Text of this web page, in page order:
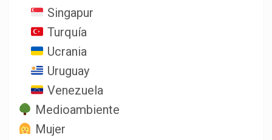
Singapur
Turquía
Ucrania
Uruguay
Venezuela
Medioambiente
Mujer